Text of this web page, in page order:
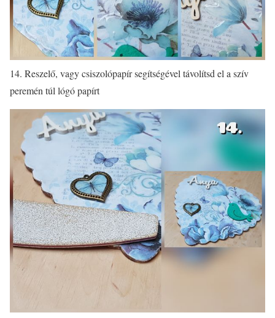
14. Reszelő, vagy csiszolópapír segítségével távolítsd el a szív
peremén túl lógó papírt